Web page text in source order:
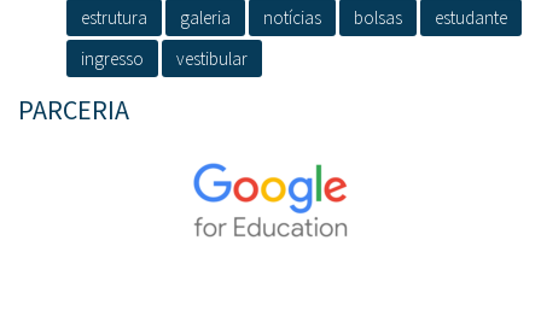
estrutura
galeria notícias bolsas
estudante
ingresso
vestibular
PARCERIA